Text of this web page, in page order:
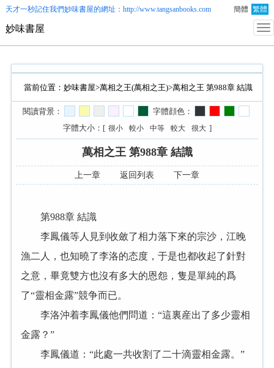
天才一秒記住我們妙味書屋的網址：http://www.tangsanbooks.com 簡體 繁體
妙味書屋
當前位置： 妙味書屋>萬相之王(萬相之王)>萬相之王 第988章 結識
閱讀背景：
字體顔色：
字體大小：[ 很小 較小 中等 較大 很大 ]
萬相之王 第988章 結識
上一章 返回列表 下一章
第988章 結識
李鳳儀等人見到收斂了相力落下來的宗沙，江晚
漁二人，也知曉了李洛的态度，于是也都收起了針對
之意，畢竟雙方也沒有多大的恩怨，隻是單純的爲
了“靈相金露”競争而已。
李洛沖着李鳳儀他們問道：“這裏産出了多少靈相
金露？”
李鳳儀道：“此處一共收割了二十滴靈相金露。”